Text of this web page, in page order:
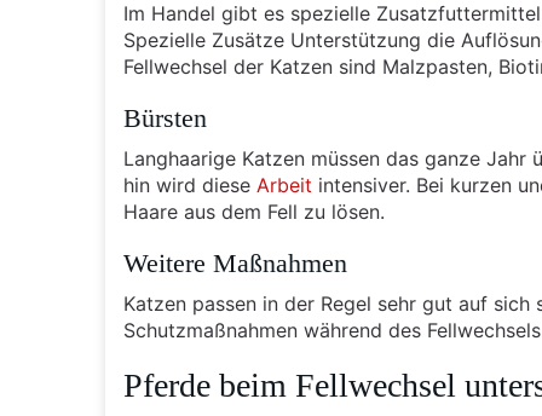
Im Handel gibt es spezielle
Spezielle Zusätze Unterstützung die
Fellwechsel der Katzen sind Malzpasten,
Bürsten
Langhaarige Katzen müssen das ganze
hin wird diese Arbeit intensiver. Bei kurzen
Haare aus dem Fell zu lösen.
Weitere Maßnahmen
Katzen passen in der Regel sehr gut auf
Schutzmaßnahmen während des
Pferde beim Fellwechsel